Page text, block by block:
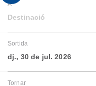
A
Destinació
Sortida
dj., 30 de jul. 2026
Tornar